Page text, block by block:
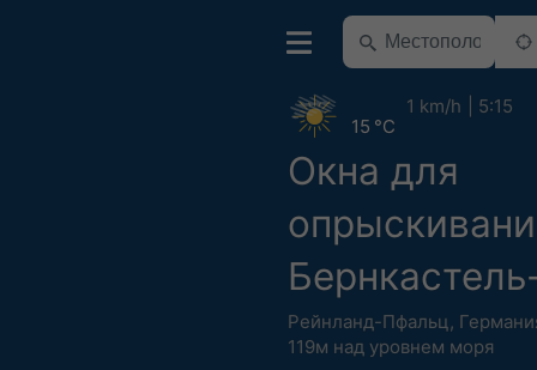
Окна для
Рейнланд-Пфальц,
119м над уровнем моря
15 °C
1 km/h 5:15